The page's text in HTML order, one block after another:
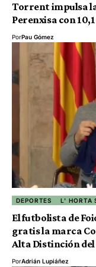
Torrent impulsa
Perenxisa con
PorPau Gómez
DEPORTES L' HORTA
El futbolista de
gratis la marca
Alta Distinción del
PorAdrián Lupiáñez